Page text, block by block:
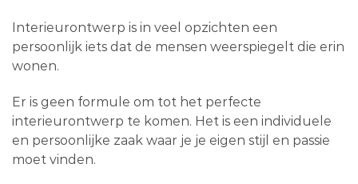
Interieurontwerp is in veel opzichten een
persoonlijk iets dat de mensen weerspiegelt die erin
wonen.
Er is geen formule om tot het perfecte
interieurontwerp te komen. Het is een individuele
en persoonlijke zaak waar je je eigen stijl en passie
moet vinden.